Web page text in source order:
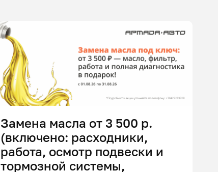
Замена масла от 3 500 р.
(включено: расходники,
работа, осмотр подвески и
тормозной системы,